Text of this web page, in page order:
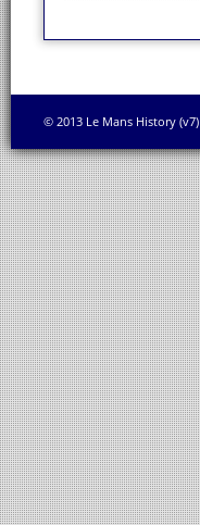
© 2013 Le Mans History (v7)